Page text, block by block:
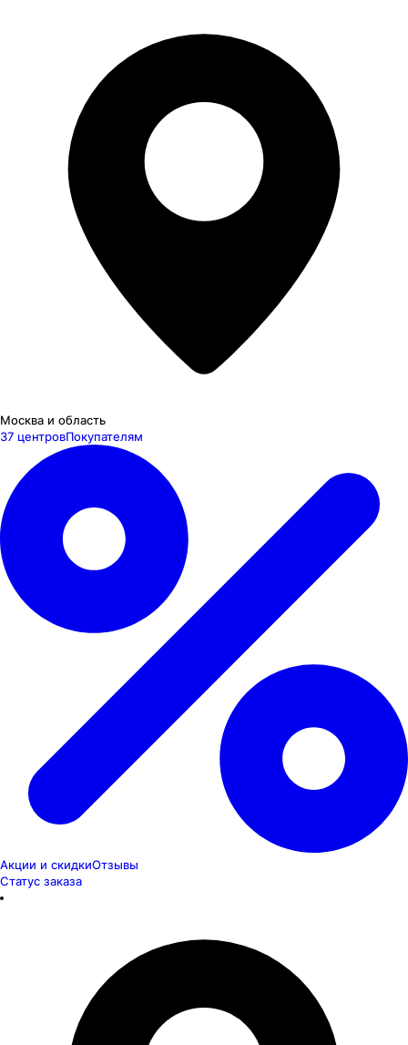
Москва и область
37 центровПокупателям
Акции и скидкиОтзывы
Статус заказа